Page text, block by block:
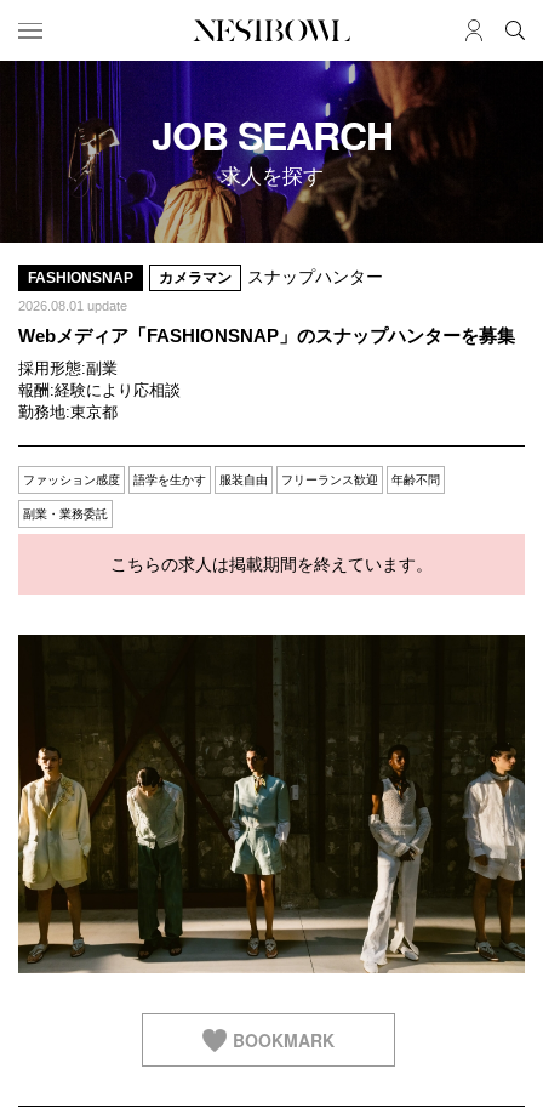
HOME
求人検索
新着求人
ブランド一覧
JOURNAL
インタビュー
エデュケーション
ニュース＆イベント
データ
COLLABORATION
コラボ募集記事
SERVICE
初めての方へ
MEMBER
プライバシーポリシー
利用規約
運営会社
JOB SEARCH
求人を探す
FASHIONSNAP カメラマン スナップハンター
2026.08.01 update
Webメディア「FASHIONSNAP」のスナップハンターを募集
採用形態:副業
報酬:経験により応相談
勤務地:東京都
ファッション感度 語学を生かす 服装自由 フリーランス歓迎 年齢不問
副業・業務委託
こちらの求人は掲載期間を終えています。
BOOKMARK